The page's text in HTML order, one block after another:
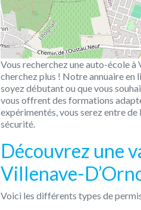
Vous recherchez une auto-école
cherchez plus ! Notre annuaire en
soyez débutant ou que vous
vous offrent des formations
expérimentés, vous serez entre
sécurité.
Découvrez une
Villenave-
Voici les différents types de